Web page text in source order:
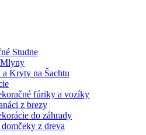
Studne
Mlyny
Kryty na Šachtu
fúriky a vozíky
z brezy
do záhrady
z dreva